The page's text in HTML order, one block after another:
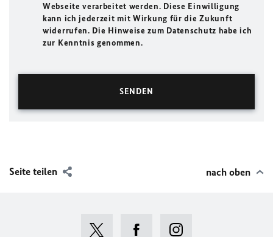
Webseite verarbeitet werden. Diese Einwilligung
kann ich jederzeit mit Wirkung für die Zukunft
widerrufen. Die Hinweise zum Datenschutz habe ich
zur Kenntnis genommen.
Seite teilen nach oben